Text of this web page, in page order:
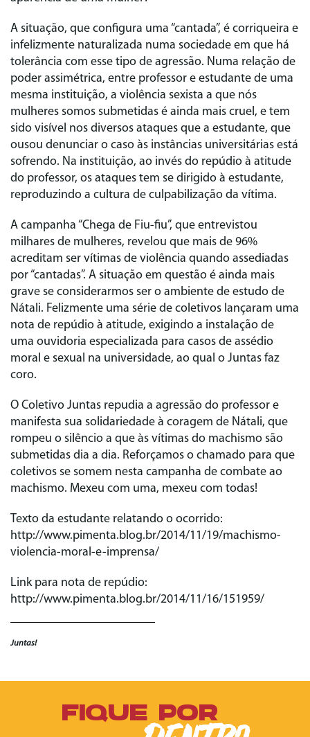
A situação, que configura uma “cantada”, é corriqueira e
infelizmente naturalizada numa sociedade em que há
tolerância com esse tipo de agressão. Numa relação de
poder assimétrica, entre professor e estudante de uma
mesma instituição, a violência sexista a que nós
mulheres somos submetidas é ainda mais cruel, e tem
sido visível nos diversos ataques que a estudante, que
ousou denunciar o caso às instâncias universitárias está
sofrendo. Na instituição, ao invés do repúdio à atitude
do professor, os ataques tem se dirigido à estudante,
reproduzindo a cultura de culpabilização da vítima.
A campanha “Chega de Fiu-fiu”, que entrevistou
milhares de mulheres, revelou que mais de 96%
acreditam ser vítimas de violência quando assediadas
por “cantadas”. A situação em questão é ainda mais
grave se considerarmos ser o ambiente de estudo de
Nátali. Felizmente uma série de coletivos lançaram uma
nota de repúdio à atitude, exigindo a instalação de
uma ouvidoria especializada para casos de assédio
moral e sexual na universidade, ao qual o Juntas faz
coro.
O Coletivo Juntas repudia a agressão do professor e
manifesta sua solidariedade à coragem de Nátali, que
rompeu o silêncio a que às vítimas do machismo são
submetidas dia a dia. Reforçamos o chamado para que
coletivos se somem nesta campanha de combate ao
machismo. Mexeu com uma, mexeu com todas!
Texto da estudante relatando o ocorrido:
http://www.pimenta.blog.br/2014/11/19/machismo-
violencia-moral-e-imprensa/
Link para nota de repúdio:
http://www.pimenta.blog.br/2014/11/16/151959/
Juntas!
FIQUE POR